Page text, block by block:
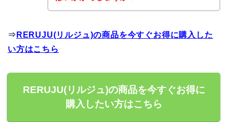
⇒ RERUJU(リルジュ)の商品を今すぐお得に購入した
い方はこちら
RERUJU(リルジュ)の商品を今すぐお得に
購入したい方はこちら